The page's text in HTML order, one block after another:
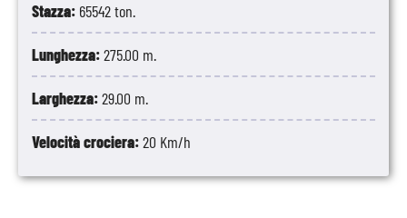
Stazza: 65542 ton.
Lunghezza:275.00 m.
Larghezza:29.00 m.
Velocità crociera:20 Km/h